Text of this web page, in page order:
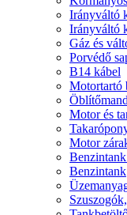
Irányváltó
Irányváltó
Gáz és
Porvédő
B14 kábel
Motortartó
Motor és
Motor
Benzintank